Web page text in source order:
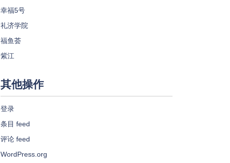
幸福5号
礼济学院
福鱼荟
紫江
其他操作
登录
条目 feed
评论 feed
WordPress.org